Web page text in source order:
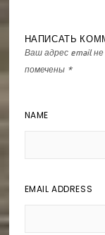
НАПИСАТЬ
Ваш адрес email
помечены *
NAME
EMAIL ADDRESS